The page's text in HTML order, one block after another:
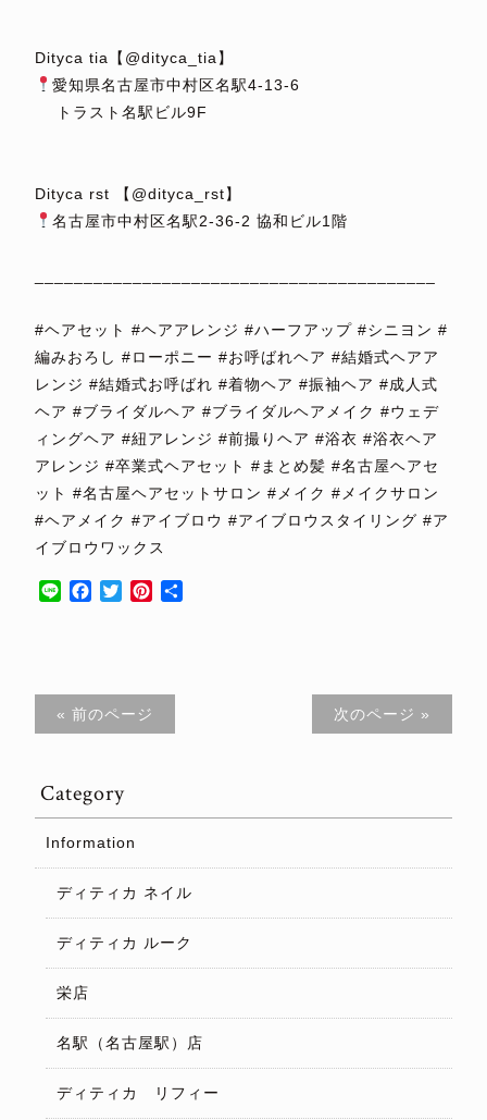
Dityca tia【@dityca_tia】
愛知県名古屋市中村区名駅4-13-6
トラスト名駅ビル9F
Dityca rst 【@dityca_rst】
名古屋市中村区名駅2-36-2 協和ビル1階
#ヘアセット #ヘアアレンジ #ハーフアップ #シニヨン #
編みおろし #ローポニー #お呼ばれヘア #結婚式ヘアア
レンジ #結婚式お呼ばれ #着物ヘア #振袖ヘア #成人式
ヘア #ブライダルヘア #ブライダルヘアメイク #ウェデ
ィングヘア #紐アレンジ #前撮りヘア #浴衣 #浴衣ヘア
アレンジ #卒業式ヘアセット #まとめ髪 #名古屋ヘアセ
ット #名古屋ヘアセットサロン #メイク #メイクサロン
#ヘアメイク #アイブロウ #アイブロウスタイリング #ア
イブロウワックス
Line Facebook
TwitterPinterest
« 前のページ 次のページ »
Category
Information
ディティカ ネイル
ディティカ ルーク
栄店
名駅（名古屋駅）店
ディティカ リフィー